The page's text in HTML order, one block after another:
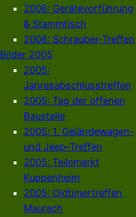
2006: Gerätevorführung
& Stammtisch
2006: Schrauber-Treffen
Bilder 2005
2005:
Jahresabschlusstreffen
2005: Tag der offenen
Baustelle
2005: 1. Geländewagen-
und Jeep-Treffen
2005: Teilemarkt
Kuppenheim
2005: Oldtimertreffen
Maurach